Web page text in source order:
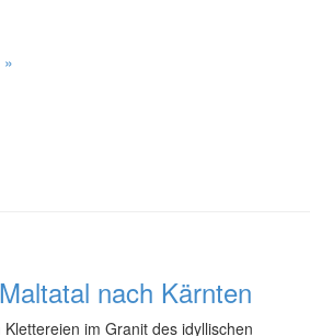
nach Kärnten
im Granit des idyllischen